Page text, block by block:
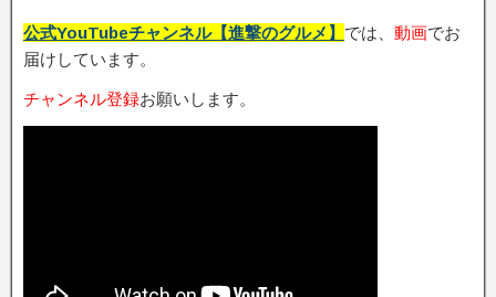
公式YouTubeチャンネル【進撃のグルメ】 では、 動画でお
届けしています。
チャンネル登録お願いします。